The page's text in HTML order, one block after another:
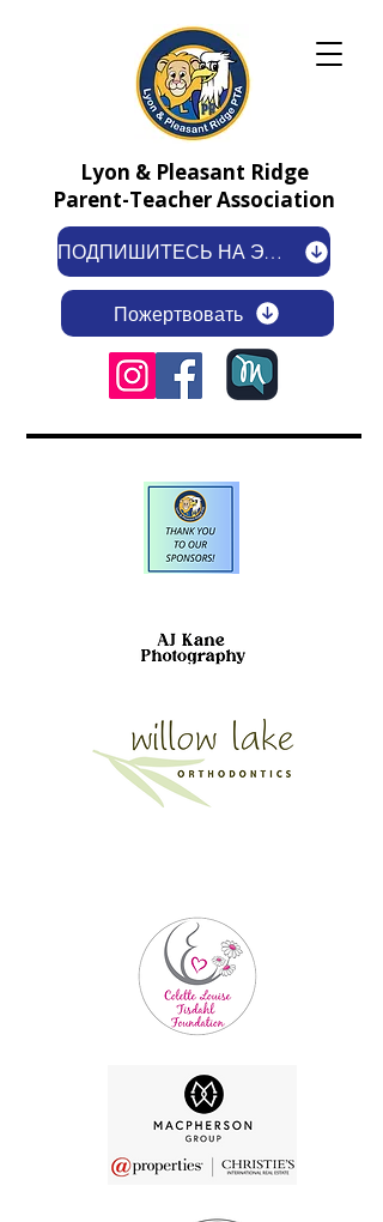
ПОДПИШИТЕСЬ НА ЭЛЕКТРОННУЮ РАССЫЛКУ
Пожертвовать
Lyon & Pleasant Ridge
Parent-Teacher Association